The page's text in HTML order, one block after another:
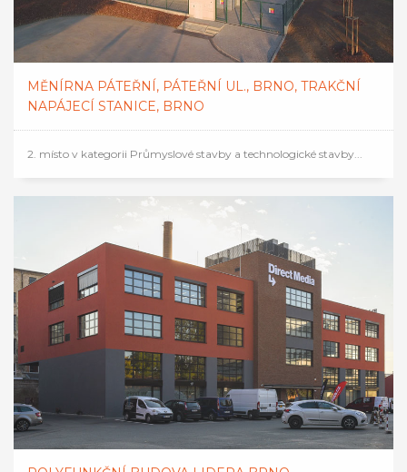
MĚNÍRNA PÁTEŘNÍ, PÁTEŘNÍ UL., BRNO, TRAKČNÍ
NAPÁJECÍ STANICE, BRNO
2. místo v kategorii Průmyslové stavby a technologické stavby...